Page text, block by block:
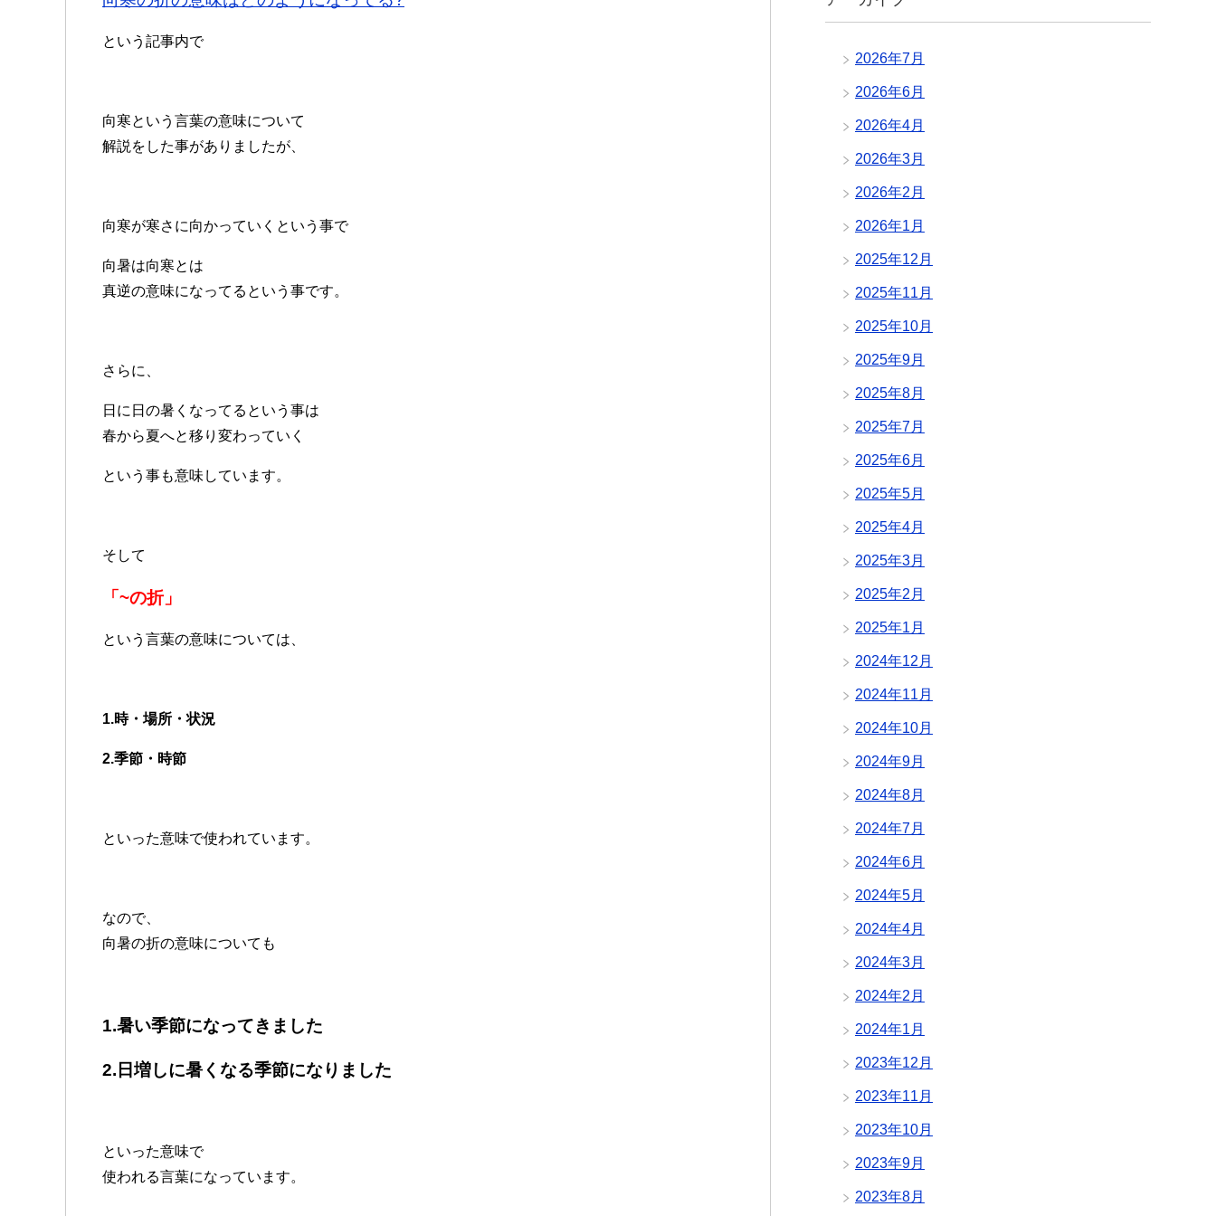
という記事内で
向寒という言葉の意味について
解説をした事がありましたが、
向寒が寒さに向かっていくという事で
向暑は向寒とは
真逆の意味になってるという事です。
さらに、
日に日の暑くなってるという事は
春から夏へと移り変わっていく
という事も意味しています。
そして
「~の折」
という言葉の意味については、
1.時・場所・状況
2.季節・時節
といった意味で使われています。
なので、
向暑の折の意味についても
1.暑い季節になってきました
2.日増しに暑くなる季節になりました
といった意味で
使われる言葉になっています。
2026年7月
2026年6月
2026年4月
2026年3月
2026年2月
2026年1月
2025年12月
2025年11月
2025年10月
2025年9月
2025年8月
2025年7月
2025年6月
2025年5月
2025年4月
2025年3月
2025年2月
2025年1月
2024年12月
2024年11月
2024年10月
2024年9月
2024年8月
2024年7月
2024年6月
2024年5月
2024年4月
2024年3月
2024年2月
2024年1月
2023年12月
2023年11月
2023年10月
2023年9月
2023年8月